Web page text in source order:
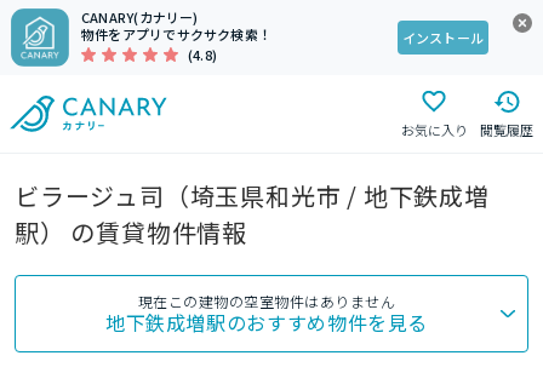
CANARY(カナリー)
物件をアプリでサクサク検索！
(4.8)
インストール
お気に入り 閲覧履歴
ビラージュ司（埼玉県和光市 / 地下鉄成増
駅） の賃貸物件情報
現在この建物の空室物件はありません
地下鉄成増駅のおすすめ物件を見る